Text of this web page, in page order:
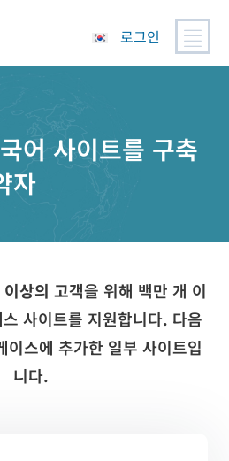
로그인
어 사이트를 구축
자
상의 고객을 위해 백만 개 이
사이트를 지원합니다. 다음
이스에 추가한 일부 사이트입
니다.